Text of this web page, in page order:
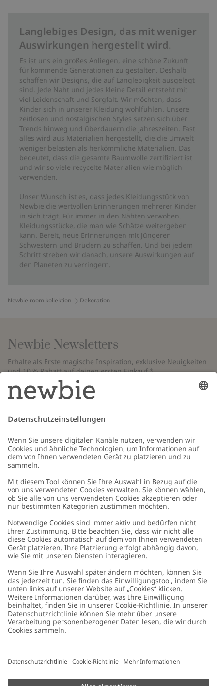
Langlebiges Design, das mit weniger
Auswirkungen hergestellt wird.
Es ist uns ein großes Anliegen, eine schöne Zukunft
für kommende Generationen zu gestalten. Deshalb
schaffen wir Designs, die auf Langlebigkeit ausgelegt
sind. Jede Naht und jedes kleine Detail entsteht mit
viel Leidenschaft und Sorgfalt. Wir möchten, dass
Kinder sich in unserer Kleidung wohlfühlen. Unsere
zeitlosen und nostalgischen Styles setzen sich über
Trends hinweg und überdauern die Jahreszeiten. Fast
alles wird aus Materialien hergestellt, die die Umwelt
weniger belasten als herkömmliche Materialien. Das
bedeutet, dass die gesamte Baumwolle zertifiziert ist
und wir so viele recycelte Materialien wie möglich
verwenden.
Unser Wunsch ist es, dass jedes Kleidungsstück von
Newbie die wertvollen Erinnerungen mehrerer Kinder
in sich trägt. Für immer in den Nähten verwoben.
Kleidungsstücke, die man wie Schätze weitergeben
kann. Bereit, neue Erinnerungen mit jüngeren
Schwestern und Brüdern zu schaffen. Und bei jedem
Schritt streben wir danach, unsere Auswirkungen auf
den Planeten zu verringern.
Newbie room kollektion Dekoration
Newbie Newsletters
Erhalte als Erste magische Inspiration, exklusive Neuigkeiten
und 10 % Rabatt auf deinen ersten Einkauf.*
*Gilt nur für deine erste Bestellung und ist nicht mit anderen Rabatten
oder Angeboten kombinierbar. Gilt nicht für limitierte Artikel. Bitte
überprüfe deinen Spam-Ordner. Lies unsere
Schicken
Kundenservice
Kontaktieren Sie uns
FAQ
Barrierefreiheit
Datenschutzrichtlinie
Cookie-Richtlinie
Größenratgeber
Über uns
Über Newbie
Nachhaltigkeit
Impressum
Presse
Germany Standort ändern
Cookies